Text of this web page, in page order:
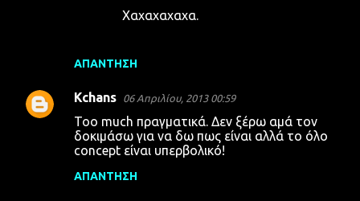
ΑΠΆΝΤΗΣΗ
Χαχαχαχαχα.
Kchans 06 Απριλίου, 2013 00:59
Too much πραγματικά. Δεν ξέρω αμά τον
δοκιμάσω για να δω πως είναι αλλά το όλο
concept είναι υπερβολικό!
ΑΠΆΝΤΗΣΗ